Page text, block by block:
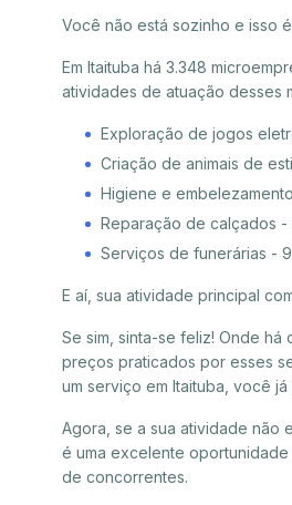
Você não está sozinho e isso
Em Itaituba há 3.348
atividades de atuação desses
Exploração de jogos
Criação de animais de
Higiene e
Reparação de calçados -
Serviços de funerárias -
E aí, sua atividade principal
Se sim, sinta-se feliz! Onde
preços praticados por esses
um serviço em Itaituba, você
Agora, se a sua atividade não
é uma excelente
de concorrentes.